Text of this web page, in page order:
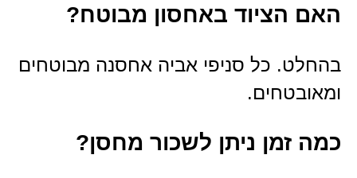
האם הציוד באחסון מבוטח?
בהחלט. כל סניפי אביה אחסנה מבוטחים
ומאובטחים.
כמה זמן ניתן לשכור מחסן?